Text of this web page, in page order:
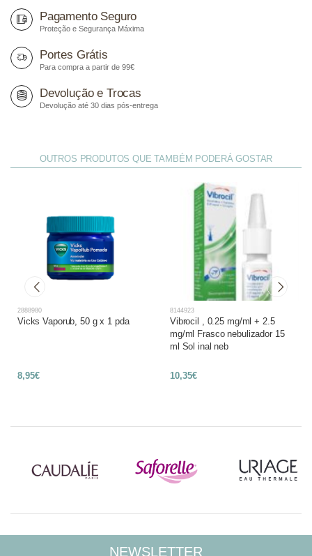
Pagamento Seguro
Proteção e Segurança Máxima
Portes Grátis
Para compra a partir de 99€
Devolução e Trocas
Devolução até 30 dias pós-entrega
OUTROS PRODUTOS QUE TAMBÉM PODERÁ GOSTAR
2888980
Vicks Vaporub, 50 g x 1 pda
8,95€
8144923
Vibrocil , 0.25 mg/ml + 2.5
mg/ml Frasco nebulizador 15
ml Sol inal neb
10,35€
NEWSLETTER